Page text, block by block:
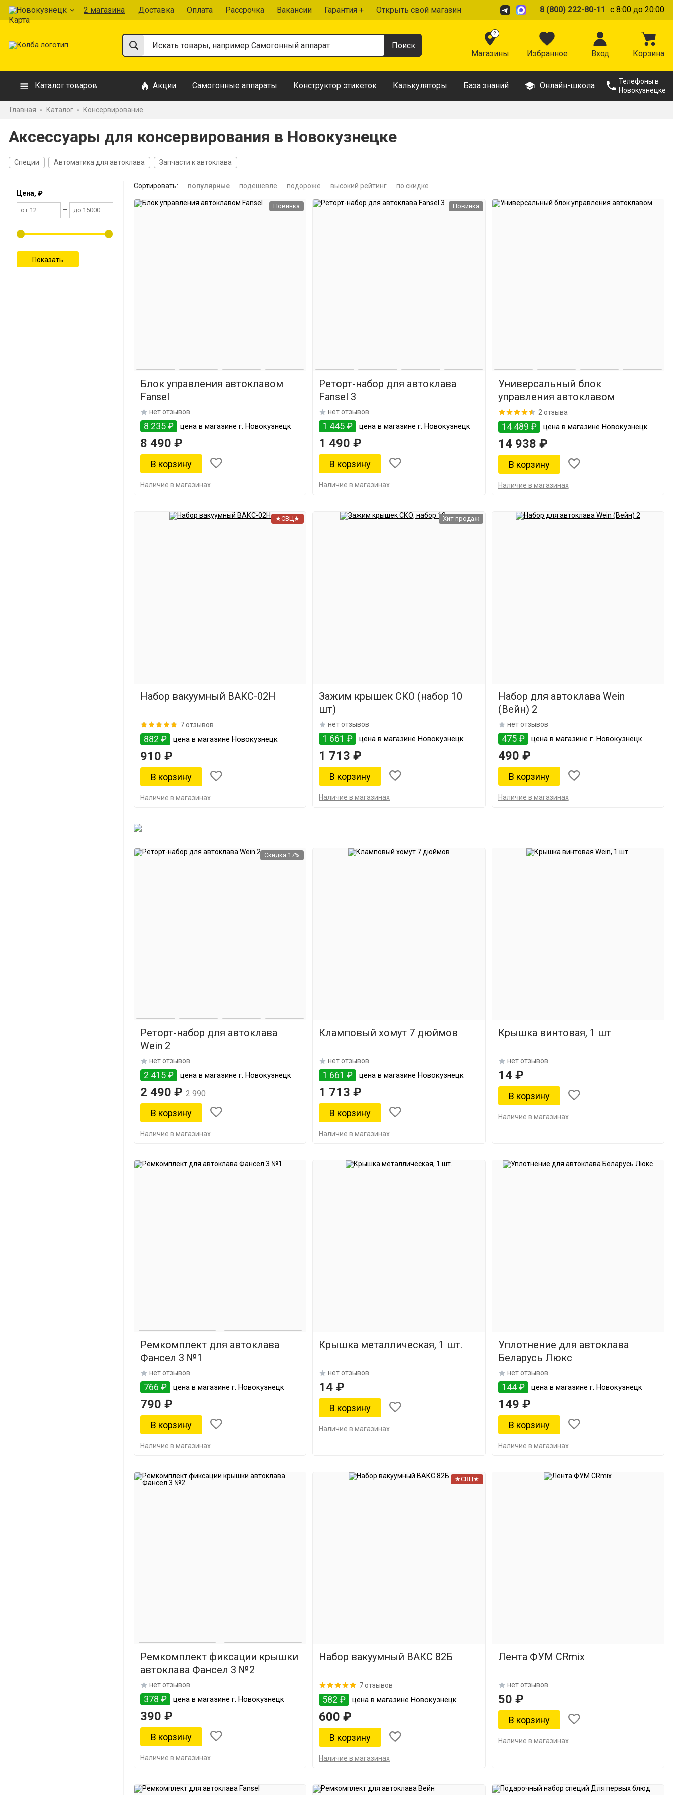
Новокузнецк 2 магазина Доставка Оплата Рассрочка Вакансии Гарантия + Открыть свой магазин 8 (800) 222-80-11 с 8:00 до 20:00
2
Магазины Избранное Вход Корзина
Каталог товаров Акции Самогонные аппараты Конструктор этикеток Калькуляторы База знаний Онлайн-школа
Телефоны в
Новокузнецке
Главная » Каталог » Консервирование
Аксессуары для консервирования в Новокузнецке
Специи Автоматика для автоклава Запчасти к автоклава
Цена, ₽
—
Сортировать: популярные подешевле подороже высокий рейтинг по скидке
Новинка
Блок управления автоклавом
Fansel
нет отзывов
8 235 ₽ цена в магазине г. Новокузнецк
8 490 ₽
Наличие в магазинах
Новинка
Реторт-набор для автоклава
Fansel 3
нет отзывов
1 445 ₽ цена в магазине г. Новокузнецк
1 490 ₽
Наличие в магазинах
Универсальный блок
управления автоклавом
2 отзыва
14 489 ₽ цена в магазине Новокузнецк
14 938 ₽
Наличие в магазинах
★СВЦ★
Набор вакуумный ВАКС-02Н
7 отзывов
882 ₽ цена в магазине Новокузнецк
910 ₽
Наличие в магазинах
Хит продаж
Зажим крышек СКО (набор 10
шт)
нет отзывов
1 661 ₽ цена в магазине Новокузнецк
1 713 ₽
Наличие в магазинах
Набор для автоклава Wein
(Вейн) 2
нет отзывов
475 ₽ цена в магазине г. Новокузнецк
490 ₽
Наличие в магазинах
Скидка 17%
Реторт-набор для автоклава
Wein 2
нет отзывов
2 415 ₽ цена в магазине г. Новокузнецк
2 490 ₽ 2 990
Наличие в магазинах
Кламповый хомут 7 дюймов
нет отзывов
1 661 ₽ цена в магазине Новокузнецк
1 713 ₽
Наличие в магазинах
Крышка винтовая, 1 шт
нет отзывов
14 ₽
Наличие в магазинах
Ремкомплект для автоклава
Фансел 3 №1
нет отзывов
766 ₽ цена в магазине г. Новокузнецк
790 ₽
Наличие в магазинах
Крышка металлическая, 1 шт.
нет отзывов
14 ₽
Наличие в магазинах
Уплотнение для автоклава
Беларусь Люкс
нет отзывов
144 ₽ цена в магазине г. Новокузнецк
149 ₽
Наличие в магазинах
Ремкомплект фиксации крышки
автоклава Фансел 3 №2
нет отзывов
378 ₽ цена в магазине г. Новокузнецк
390 ₽
Наличие в магазинах
★СВЦ★
Набор вакуумный ВАКС 82Б
7 отзывов
582 ₽ цена в магазине Новокузнецк
600 ₽
Наличие в магазинах
Лента ФУМ CRmix
нет отзывов
50 ₽
Наличие в магазинах